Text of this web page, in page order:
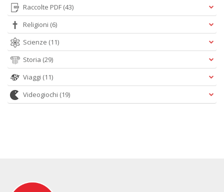
Raccolte PDF (43)
Religioni (6)
Scienze (11)
Storia (29)
Viaggi (11)
Videogiochi (19)